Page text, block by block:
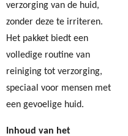
verzorging van de huid,
zonder deze te irriteren.
Het pakket biedt een
volledige routine van
reiniging tot verzorging,
speciaal voor mensen met
een gevoelige huid.
Inhoud van het